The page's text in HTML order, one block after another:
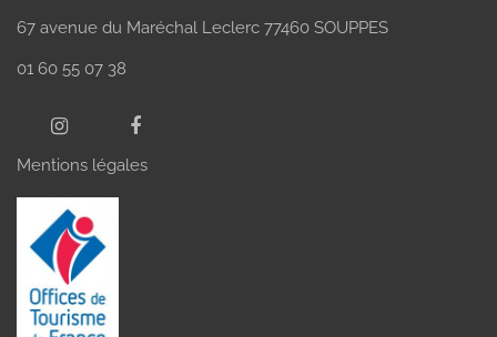
67 avenue du Maréchal Leclerc 77460 SOUPPES
01 60 55 07 38
Mentions légales